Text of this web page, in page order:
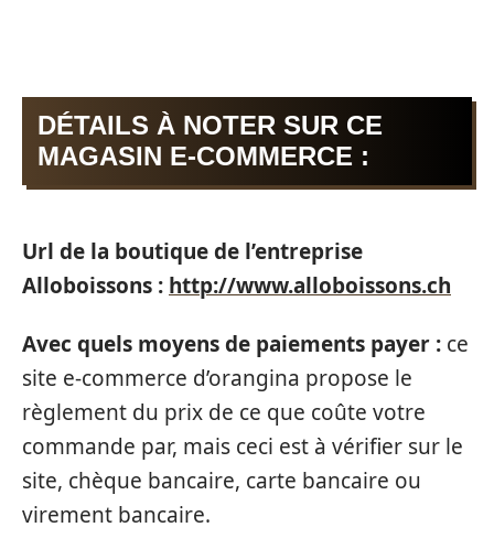
DÉTAILS À NOTER SUR CE
MAGASIN E-COMMERCE :
Url de la boutique de l’entreprise
Alloboissons : http://www.alloboissons.ch
Avec quels moyens de paiements payer : ce
site e-commerce d’orangina propose le
règlement du prix de ce que coûte votre
commande par, mais ceci est à vérifier sur le
site, chèque bancaire, carte bancaire ou
virement bancaire.